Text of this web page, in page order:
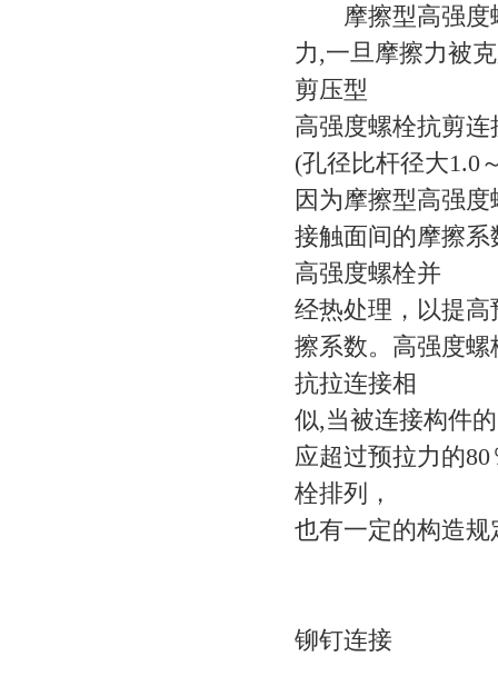
摩擦型高强度螺
力,一旦摩擦力被
剪压型
高强度螺栓抗剪
(孔径比杆径大1.0
因为摩擦型高强
接触面间的摩擦
高强度螺栓并
经热处理，以提
擦系数。高强度
抗拉连接相
似,当被连接构件
应超过预拉力的
栓排列，
也有一定的构造规
铆钉连接